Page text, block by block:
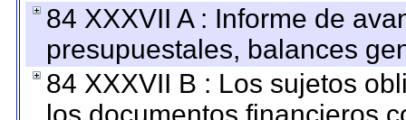
84 XXXVII A : Informe de
presupuestales, balances
84 XXXVII B : Los sujetos